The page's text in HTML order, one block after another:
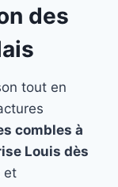
des
tout en
combles à
Louis dès
et